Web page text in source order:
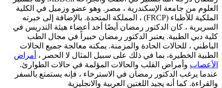
العلوم من جامعة الإسكندرية ، مصر. وهو عضو وزميل في الكلية
الملكية للأطباء (FRCP) ، المملكة المتحدة. بالإضافة إلى خبرته
السريرية ، كان الدكتور رمضان أيضًا أحد أعضاء هيئة التدريس في
كلية دبي الطبية. يعتبر الدكتور رمضان خبيراً في مجال الطب
الباطني ، للحالات الحادة والمزمنة. يمكنه معالجة جميع الحالات
الطبية الخطيرة، بما في ذلك على سبيل المثال لا الحصر ، أمراض
الأعصاب وأمراض القلب والحالات المؤلمة في حالات الطوارئ.
عندما يرغب الدكتور رمضان في الاسترخاء ، فإنه يستمتع بالسفر
والقراءة. كما أنه يجيد اللغتين العربية والانجليزية